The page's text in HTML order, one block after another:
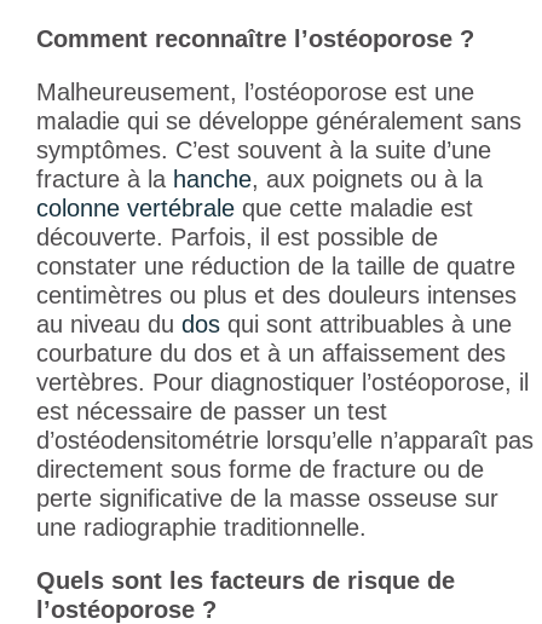
Comment reconnaître l’ostéoporose ?
Malheureusement, l’ostéoporose est une
maladie qui se développe généralement sans
symptômes. C’est souvent à la suite d’une
fracture à la hanche, aux poignets ou à la
colonne vertébrale que cette maladie est
découverte. Parfois, il est possible de
constater une réduction de la taille de quatre
centimètres ou plus et des douleurs intenses
au niveau du dos qui sont attribuables à une
courbature du dos et à un affaissement des
vertèbres. Pour diagnostiquer l’ostéoporose, il
est nécessaire de passer un test
d’ostéodensitométrie lorsqu’elle n’apparaît pas
directement sous forme de fracture ou de
perte significative de la masse osseuse sur
une radiographie traditionnelle.
Quels sont les facteurs de risque de
l’ostéoporose ?